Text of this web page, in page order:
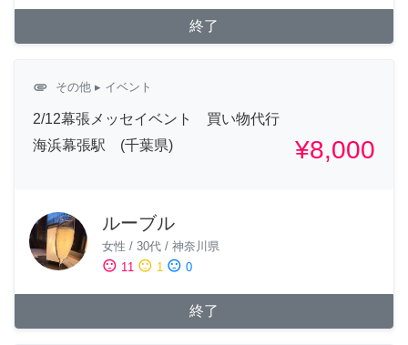
終了
attachment その他 ▸ イベント
2/12幕張メッセイベント 買い物代行
海浜幕張駅 (千葉県)
¥8,000
ルーブル
女性 / 30代 / 神奈川県
sentiment_satisfied 11 sentiment_neutral 1 sentiment_dissatisfied 0
終了